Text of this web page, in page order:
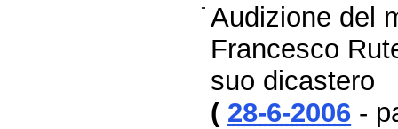
Audizione del
Francesco
suo dicastero
( 28-6-2006 -